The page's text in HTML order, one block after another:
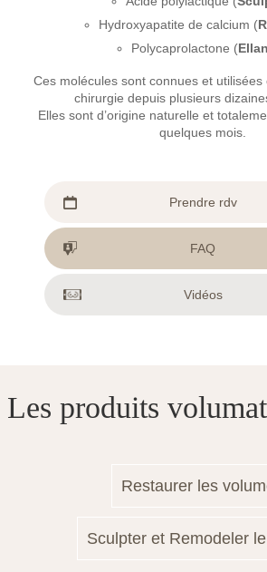
Hydroxyapatite de calcium (
Polycaprolactone (
Ces molécules sont connues et
chirurgie depuis plusieurs
Elles sont d’origine naturelle et
quelques mois.
Prendre rdv
FAQ
Vidéos
Les produits
Restaurer les
Sculpter et Remodeler